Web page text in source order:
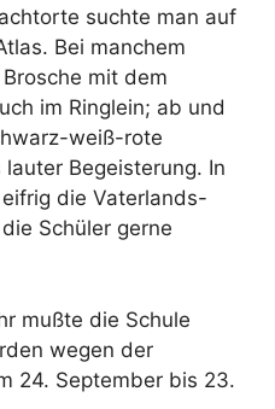
suchte man auf
Bei manchem
mit dem
im Ringlein; ab und
weiß-rote
Begeisterung. In
die Vaterlands-
Schüler gerne
mußte die Schule
wegen der
24. September bis 23.